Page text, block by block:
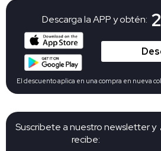
Suscribete a nuestro newsletter y
recibe:
Descarga la APP y obtén:
El descuento aplica en una compra en nueva